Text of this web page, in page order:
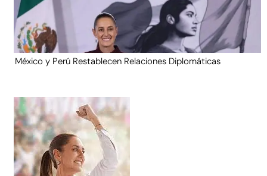
México y Perú Restablecen Relaciones Diplomáticas